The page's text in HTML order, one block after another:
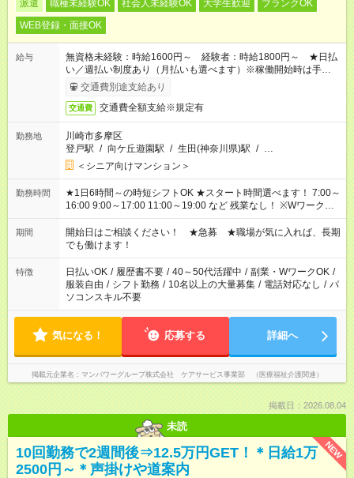
派遣 職種未経験OK 社会人未経験OK 大学生歓迎
ブランクOK
WEB登録・面接OK
給与
無資格未経験：時給1600円～ 経験者：時給1800円～ ★日払
い／週払い制度あり（月払いも選べます）※稼働開始時は手続き
完了次第のお支払いとなります。
交通費別途支給あり
交通費 交通費全額支給※規定有
勤務地
川崎市多摩区
登戸駅 / 向ケ丘遊園駅 / 生田(神奈川県)駅 / …
＜シニア向けマンション＞
勤務時間
★1日6時間～の時短シフトOK ★スタート時間選べます！ 7:00～
16:00 9:00～17:00 11:00～19:00 など 残業なし！ ※Wワークの
場合、他のお仕事と合わせ週40時間超の就業はご案内できませ
ん ※法令に基づき、週20時間以上勤務は社会保険への加入対象
となります ※労働者派遣法（日雇い派遣の原則禁止）により、
短時間・短期間の就業はご案内が難しい場合があります
期間
開始日はご相談ください！ ★急募 ★職場が気に入れば、長期
でも働けます！
特徴 日払いOK / 履歴書不要 / 40～50代活躍中 / 副業・WワークOK /
服装自由 / シフト勤務 / 10名以上の大量募集 / 電話対応なし / パ
ソコンスキル不要
気になる！ 応募する 詳細へ
掲載元企業名 マンパワーグループ株式会社 ケアサービス事業部 （医療福祉介護関連）
掲載日：2026.08.04
未読
NEW
10回勤務で2週間後⇒12.5万円GET！＊日給1万
2500円～＊声掛けや道案内